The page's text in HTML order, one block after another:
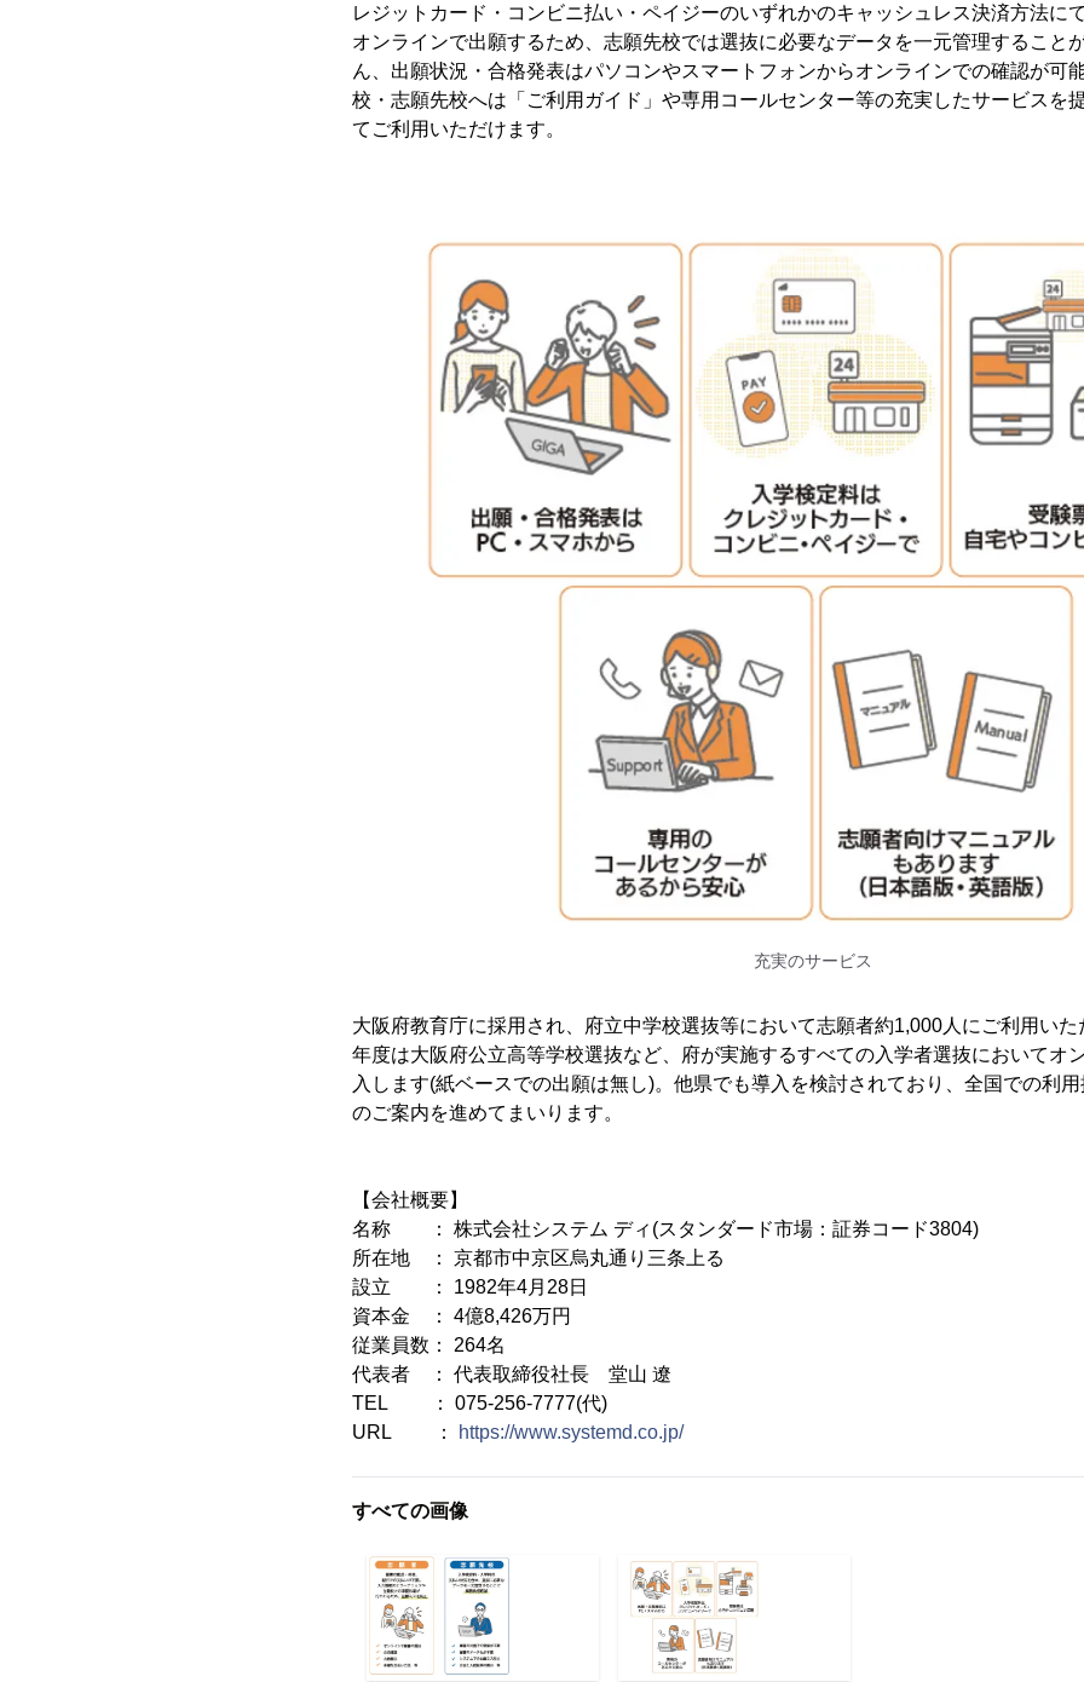
レジットカード・コンビニ払い・ペイジーのいずれかのキャッシュレス決済方法に
オンラインで出願するため、志願先校では選抜に必要なデータを一元管理すること
ん、出願状況・合格発表はパソコンやスマートフォンからオンラインでの確認が可
校・志願先校へは「ご利用ガイド」や専用コールセンター等の充実したサービスを
てご利用いただけます。
充実のサービス
大阪府教育庁に採用され、府立中学校選抜等において志願者約1,000人にご利用い
年度は大阪府公立高等学校選抜など、府が実施するすべての入学者選抜においてオ
入します(紙ベースでの出願は無し)。他県でも導入を検討されており、全国での利
のご案内を進めてまいります。
【会社概要】
名称 ： 株式会社システム ディ(スタンダード市場：証券コード3804)
所在地 ： 京都市中京区烏丸通り三条上る
設立 ： 1982年4月28日
資本金 ： 4億8,426万円
従業員数： 264名
代表者 ： 代表取締役社長 堂山 遼
TEL ： 075-256-7777(代)
URL ：
https://www.systemd.co.jp/
すべての画像